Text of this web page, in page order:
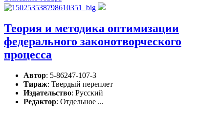
Теория и методика оптимизации
федерального законотворческого
процесса
Автор: 5-86247-107-3
Тираж: Твердый переплет
Издательство: Русский
Редактор: Отдельное ...